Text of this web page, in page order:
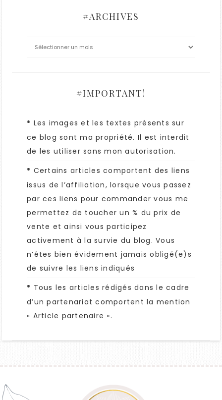
#ARCHIVES
#IMPORTANT!
* Les images et les textes présents sur
ce blog sont ma propriété. Il est interdit
de les utiliser sans mon autorisation.
* Certains articles comportent des liens
issus de l’affiliation, lorsque vous passez
par ces liens pour commander vous me
permettez de toucher un % du prix de
vente et ainsi vous participez
activement à la survie du blog. Vous
n’êtes bien évidement jamais obligé(e)s
de suivre les liens indiqués
* Tous les articles rédigés dans le cadre
d’un partenariat comportent la mention
« Article partenaire ».